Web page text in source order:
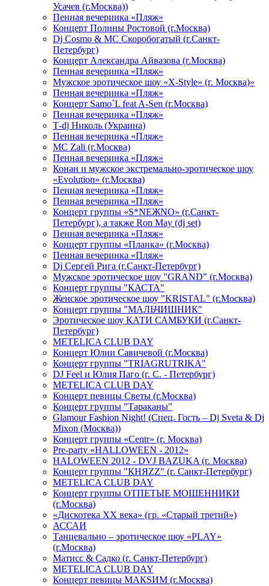
Усачев (г.Москва))
Пенная вечеринка «Пляж»
Концерт Полины Ростовой (г.Москва)
Dj Cosmo & МС Скоробогатый (г.Санкт-
Петербург)
Концерт Александра Айвазова (г.Москва)
Пенная вечеринка «Пляж»
Мужское эротическое шоу «X-Style» (г. Москва)»
Пенная вечеринка «Пляж»
Концерт Samo`L feat A-Sen (г.Москва)
Пенная вечеринка «Пляж»
Т-dj Николь (Украина)
Пенная вечеринка «Пляж»
МС Zali (г.Москва)
Пенная вечеринка «Пляж»
Конан и мужское экстремально-эротическое шоу
«Evolution» (г.Москва)
Пенная вечеринка «Пляж»
Пенная вечеринка «Пляж»
Концерт группы «S*NEЖNO» (г.Санкт-
Петербург), а также Ron May (dj set)
Пенная вечеринка «Пляж»
Концерт группы «Планка» (г.Москва)
Пенная вечеринка «Пляж»
Dj Сергей Рига (г.Санкт-Петербург)
Мужское эротическое шоу "GRAND" (г.Москва)
Концерт группы "КАСТА"
Женское эротическое шоу "KRISTAL" (г.Москва)
Концерт группы "МАЛЬЧИШНИК"
Эротическое шоу КАТИ САМБУКИ (г.Санкт-
Петербург)
METELICA CLUB DAY
Концерт Юлии Савичевой (г.Москва)
Концерт группы "TRIAGRUTRIKA"
DJ Feel и Юлия Паго (г. С. - Петербург)
METELICA CLUB DAY
Концерт певицы Светы (г.Москва)
Концерт группы "Тараканы"
Glamour Fashion Night! (Спец. Гость – Dj Sveta & Dj
Mixon (Москва))
Концерт группы «Centr» (г. Москва)
Pre-party «HALLOWEEN - 2012»
HALOWEEN 2012 - DVJ BAZUKA (г. Москва)
Концерт группы "КНЯZZ" (г. Санкт-Петербург)
METELICA CLUB DAY
Концерт группы ОТПЕТЫЕ МОШЕННИКИ
(г.Москва)
«Дискотека ХХ века» (гр. «Старый третий»)
АССАИ
Танцевально – эротическое шоу «PLAY»
(г.Москва)
Матисс & Садко (г. Санкт-Петербург)
METELICA CLUB DAY
Концерт певицы МАКSИМ (г.Москва)